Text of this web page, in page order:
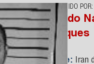
CONHECIDO POR:
Iran do
Marques
Nome: Iran